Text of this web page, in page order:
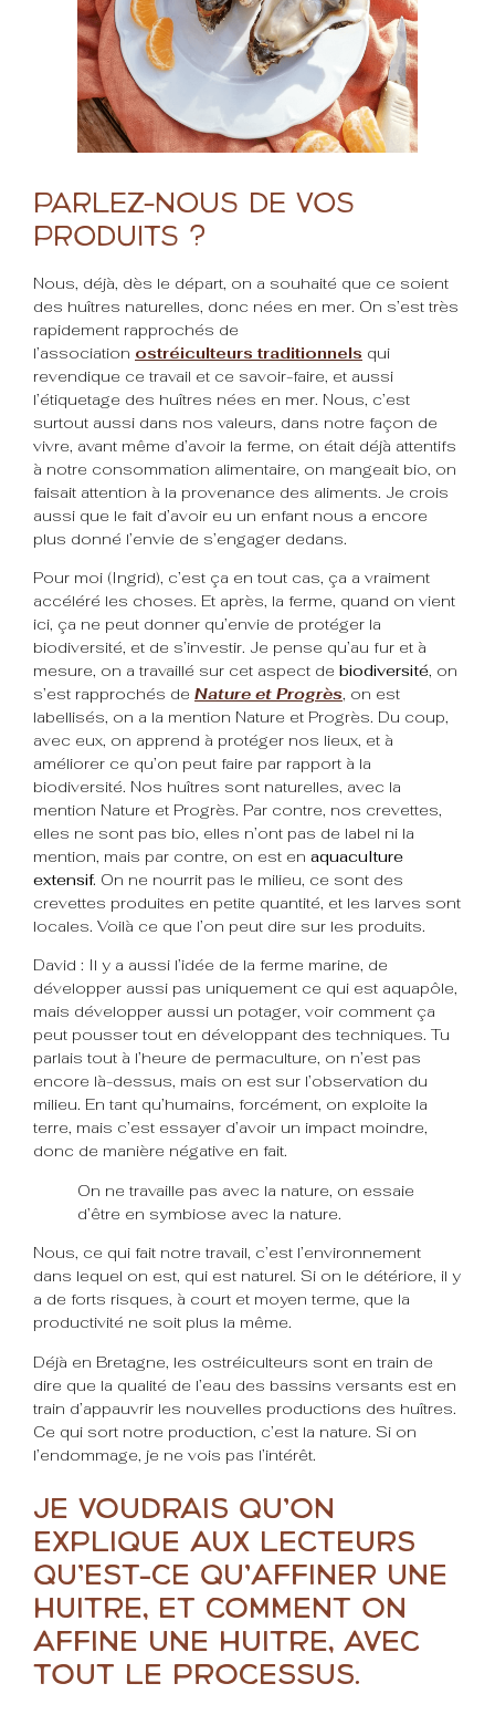
Parlez-nous de vos
produits ?
Nous, déjà, dès le départ, on a souhaité que ce soient
des huîtres naturelles, donc nées en mer. On s’est très
rapidement rapprochés de
l’association ostréiculteurs traditionnels qui
revendique ce travail et ce savoir-faire, et aussi
l’étiquetage des huîtres nées en mer. Nous, c’est
surtout aussi dans nos valeurs, dans notre façon de
vivre, avant même d’avoir la ferme, on était déjà attentifs
à notre consommation alimentaire, on mangeait bio, on
faisait attention à la provenance des aliments. Je crois
aussi que le fait d’avoir eu un enfant nous a encore
plus donné l’envie de s’engager dedans.
Pour moi (Ingrid), c’est ça en tout cas, ça a vraiment
accéléré les choses. Et après, la ferme, quand on vient
ici, ça ne peut donner qu’envie de protéger la
biodiversité, et de s’investir. Je pense qu’au fur et à
mesure, on a travaillé sur cet aspect de biodiversité, on
s’est rapprochés de Nature et Progrès, on est
labellisés, on a la mention Nature et Progrès. Du coup,
avec eux, on apprend à protéger nos lieux, et à
améliorer ce qu’on peut faire par rapport à la
biodiversité. Nos huîtres sont naturelles, avec la
mention Nature et Progrès. Par contre, nos crevettes,
elles ne sont pas bio, elles n’ont pas de label ni la
mention, mais par contre, on est en aquaculture
extensif. On ne nourrit pas le milieu, ce sont des
crevettes produites en petite quantité, et les larves sont
locales. Voilà ce que l’on peut dire sur les produits.
David : Il y a aussi l’idée de la ferme marine, de
développer aussi pas uniquement ce qui est aquapôle,
mais développer aussi un potager, voir comment ça
peut pousser tout en développant des techniques. Tu
parlais tout à l’heure de permaculture, on n’est pas
encore là-dessus, mais on est sur l’observation du
milieu. En tant qu’humains, forcément, on exploite la
terre, mais c’est essayer d’avoir un impact moindre,
donc de manière négative en fait.
On ne travaille pas avec la nature, on essaie
d’être en symbiose avec la nature.
Nous, ce qui fait notre travail, c’est l’environnement
dans lequel on est, qui est naturel. Si on le détériore, il y
a de forts risques, à court et moyen terme, que la
productivité ne soit plus la même.
Déjà en Bretagne, les ostréiculteurs sont en train de
dire que la qualité de l’eau des bassins versants est en
train d’appauvrir les nouvelles productions des huîtres.
Ce qui sort notre production, c’est la nature. Si on
l’endommage, je ne vois pas l’intérêt.
Je voudrais qu’on
explique aux lecteurs
qu’est-ce qu’affiner une
huître, et comment on
affine une huître, avec
tout le processus.